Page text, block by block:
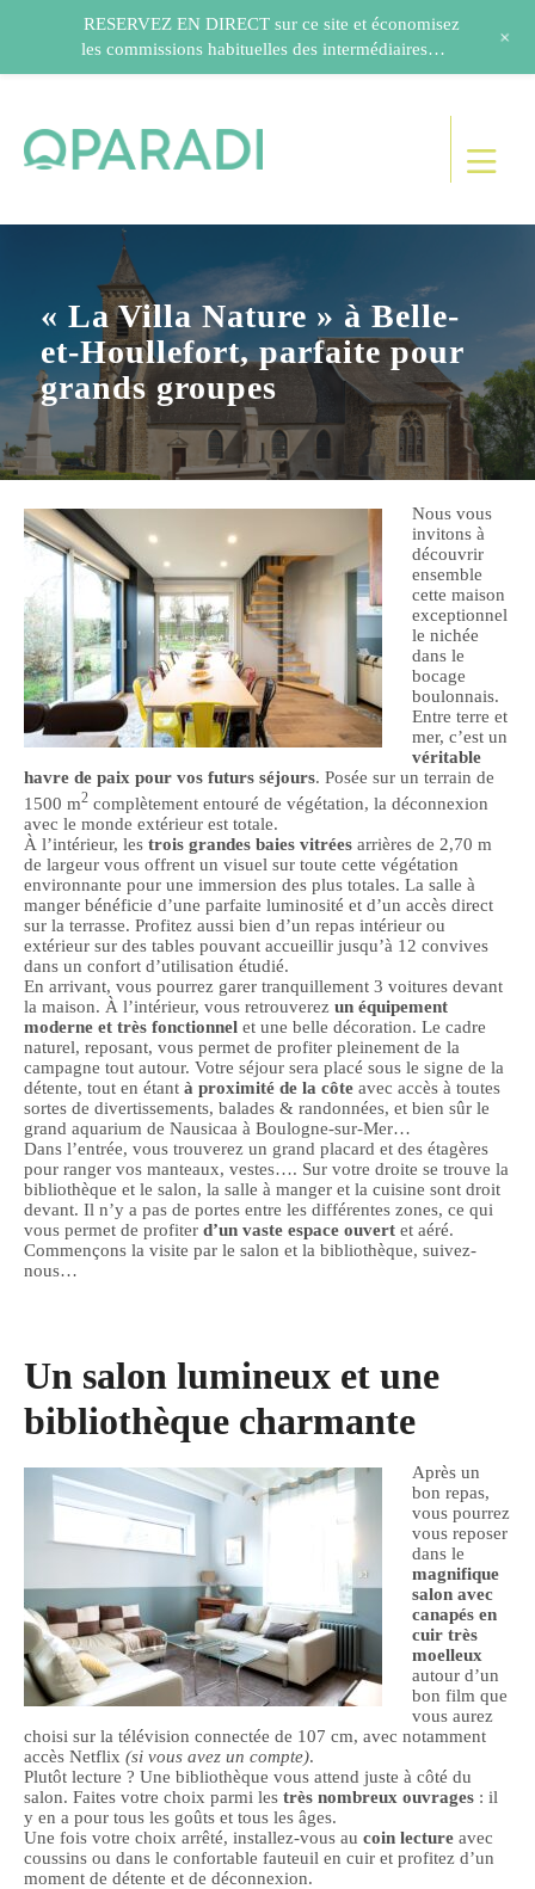
« La Villa Nature » à Belle-
et-Houllefort, parfaite pour
grands groupes
Nous vous
invitons à
découvrir
ensemble
cette maison
exceptionnel
le nichée
dans le
bocage
boulonnais.
Entre terre et
mer, c’est un
véritable
havre de paix pour vos futurs séjours. Posée sur un terrain de
1500 m2 complètement entouré de végétation, la déconnexion
avec le monde extérieur est totale.
À l’intérieur, les trois grandes baies vitrées arrières de 2,70 m
de largeur vous offrent un visuel sur toute cette végétation
environnante pour une immersion des plus totales. La salle à
manger bénéficie d’une parfaite luminosité et d’un accès direct
sur la terrasse. Profitez aussi bien d’un repas intérieur ou
extérieur sur des tables pouvant accueillir jusqu’à 12 convives
dans un confort d’utilisation étudié.
En arrivant, vous pourrez garer tranquillement 3 voitures devant
la maison. À l’intérieur, vous retrouverez un équipement
moderne et très fonctionnel et une belle décoration. Le cadre
naturel, reposant, vous permet de profiter pleinement de la
campagne tout autour. Votre séjour sera placé sous le signe de la
détente, tout en étant à proximité de la côte avec accès à toutes
sortes de divertissements, balades & randonnées, et bien sûr le
grand aquarium de Nausicaa à Boulogne-sur-Mer…
Dans l’entrée, vous trouverez un grand placard et des étagères
pour ranger vos manteaux, vestes…. Sur votre droite se trouve la
bibliothèque et le salon, la salle à manger et la cuisine sont droit
devant. Il n’y a pas de portes entre les différentes zones, ce qui
vous permet de profiter d’un vaste espace ouvert et aéré.
Commençons la visite par le salon et la bibliothèque, suivez-
nous…
Un salon lumineux et une
bibliothèque charmante
Après un
bon repas,
vous pourrez
vous reposer
dans le
magnifique
salon avec
canapés en
cuir très
moelleux
autour d’un
bon film que
vous aurez
choisi sur la télévision connectée de 107 cm, avec notamment
accès Netflix (si vous avez un compte).
Plutôt lecture ? Une bibliothèque vous attend juste à côté du
salon. Faites votre choix parmi les très nombreux ouvrages : il
y en a pour tous les goûts et tous les âges.
Une fois votre choix arrêté, installez-vous au coin lecture avec
coussins ou dans le confortable fauteuil en cuir et profitez d’un
moment de détente et de déconnexion.
RESERVEZ EN DIRECT sur ce site et économisez
les commissions habituelles des intermédiaires…
+